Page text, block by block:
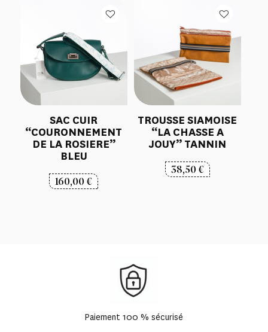
SAC CUIR
“COURONNEMENT
DE LA ROSIERE”
BLEU
160,00€
TROUSSE SIAMOISE
“LA CHASSE A
JOUY” TANNIN
38,50€
Paiement 100 % sécurisé